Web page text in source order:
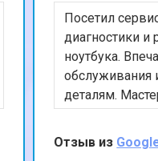
Посетил
диагностики и
ноутбука.
обслуживания
деталям.
устранили
предоставили
уходу за
Отзыв из